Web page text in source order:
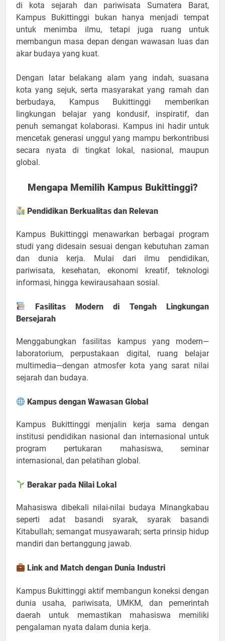
di kota sejarah dan pariwisata Sumatera Barat,
Kampus Bukittinggi bukan hanya menjadi tempat
untuk menimba ilmu, tetapi juga ruang untuk
membangun masa depan dengan wawasan luas dan
akar budaya yang kuat.
Dengan latar belakang alam yang indah, suasana
kota yang sejuk, serta masyarakat yang ramah dan
berbudaya, Kampus Bukittinggi memberikan
lingkungan belajar yang kondusif, inspiratif, dan
penuh semangat kolaborasi. Kampus ini hadir untuk
mencetak generasi unggul yang mampu berkontribusi
secara nyata di tingkat lokal, nasional, maupun
global.
Mengapa Memilih Kampus Bukittinggi?
Pendidikan Berkualitas dan Relevan
Kampus Bukittinggi menawarkan berbagai program
studi yang didesain sesuai dengan kebutuhan zaman
dan dunia kerja. Mulai dari ilmu pendidikan,
pariwisata, kesehatan, ekonomi kreatif, teknologi
informasi, hingga kewirausahaan sosial.
Fasilitas Modern di Tengah Lingkungan
Bersejarah
Menggabungkan fasilitas kampus yang modern—
laboratorium, perpustakaan digital, ruang belajar
multimedia—dengan atmosfer kota yang sarat nilai
sejarah dan budaya.
Kampus dengan Wawasan Global
Kampus Bukittinggi menjalin kerja sama dengan
institusi pendidikan nasional dan internasional untuk
program pertukaran mahasiswa, seminar
internasional, dan pelatihan global.
Berakar pada Nilai Lokal
Mahasiswa dibekali nilai-nilai budaya Minangkabau
seperti adat basandi syarak, syarak basandi
Kitabullah; semangat musyawarah; serta prinsip hidup
mandiri dan bertanggung jawab.
Link and Match dengan Dunia Industri
Kampus Bukittinggi aktif membangun koneksi dengan
dunia usaha, pariwisata, UMKM, dan pemerintah
daerah untuk memastikan mahasiswa memiliki
pengalaman nyata dalam dunia kerja.